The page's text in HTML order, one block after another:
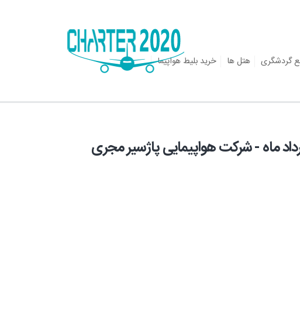
گردشگری هتل ها
خرید بلیط هواپیما
تهران 4 روزه مرداد ماه - شرکت هواپیمایی پاژسیر مجری